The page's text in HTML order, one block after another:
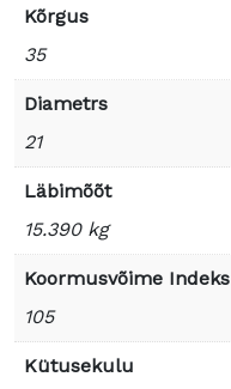
Kõrgus
35
Diametrs
21
Läbimõõt
15.390 kg
Koormusvõime Indeks
105
Kütusekulu